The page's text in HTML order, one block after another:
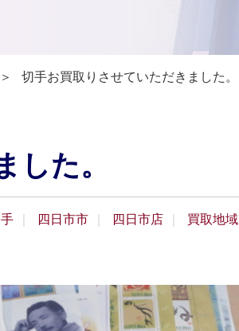
＞ 切手お買取りさせていただきました。
した。
四日市市 四日市店 買取地域